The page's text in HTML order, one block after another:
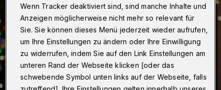
Wenn Tracker deaktiviert sind, sind manche Inhalte und
Anzeigen möglicherweise nicht mehr so relevant für
Sie. Sie können dieses Menü jederzeit wieder aufrufen,
um Ihre Einstellungen zu ändern oder Ihre Einwilligung
zu widerrufen, indem Sie auf den Link Einstellungen am
unteren Rand der Webseite klicken [oder das
schwebende Symbol unten links auf der Webseite, falls